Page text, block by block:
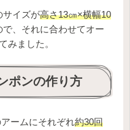
サイズが高さ13㎝×横幅10
、それに合わせてオー
みました。
ンの作り方
ームにそれぞれ約30回